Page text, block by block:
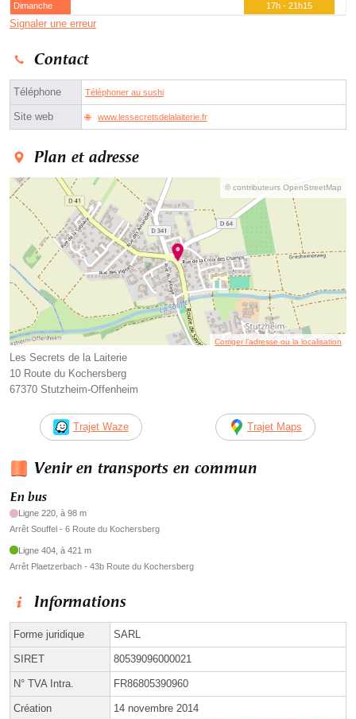
Dimanche
17h - 21h15
Signaler une erreur
Contact
Téléphone Téléphoner au sushi
Site web www.lessecretsdelalaiterie.fr
Plan et adresse
© contributeurs OpenStreetMap
Corriger l’adresse ou la localisation
Les Secrets de la Laiterie
10 Route du Kochersberg
67370 Stutzheim-Offenheim
Trajet Waze Trajet Maps
Venir en transports en commun
En bus
Ligne 220, à 98 m
Arrêt Souffel - 6 Route du Kochersberg
Ligne 404, à 421 m
Arrêt Plaetzerbach - 43b Route du Kochersberg
Informations
Forme juridique SARL
SIRET 80539096000021
N° TVA Intra. FR86805390960
Création 14 novembre 2014